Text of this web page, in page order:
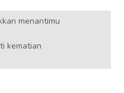
menantimu
kematian